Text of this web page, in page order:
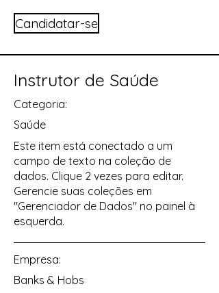
Candidatar-se
Instrutor de Saúde
Categoria:
Saúde
Este item está conectado a um
campo de texto na coleção de
dados. Clique 2 vezes para editar.
Gerencie suas coleções em
"Gerenciador de Dados" no painel à
esquerda.
Empresa:
Banks & Hobs